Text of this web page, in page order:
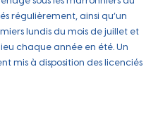
régulièrement, ainsi qu’un
lundis du mois de juillet et
chaque année en été. Un
mis à disposition des licenciés